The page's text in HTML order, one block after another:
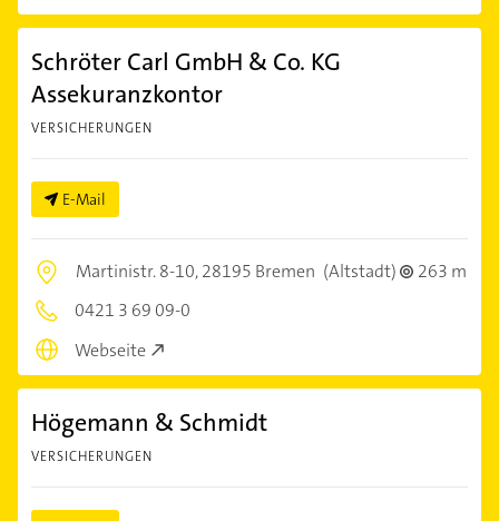
Schröter Carl GmbH & Co. KG
Assekuranzkontor
VERSICHERUNGEN
E-Mail
Martinistr. 8-10,28195 Bremen (Altstadt)
263 m
0421 3 69 09-0
Webseite
Högemann & Schmidt
VERSICHERUNGEN